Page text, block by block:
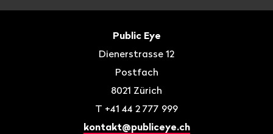
Public Eye
Dienerstrasse 12
Postfach
8021 Zürich
T +41 44 2 777 999
kontakt@publiceye.ch